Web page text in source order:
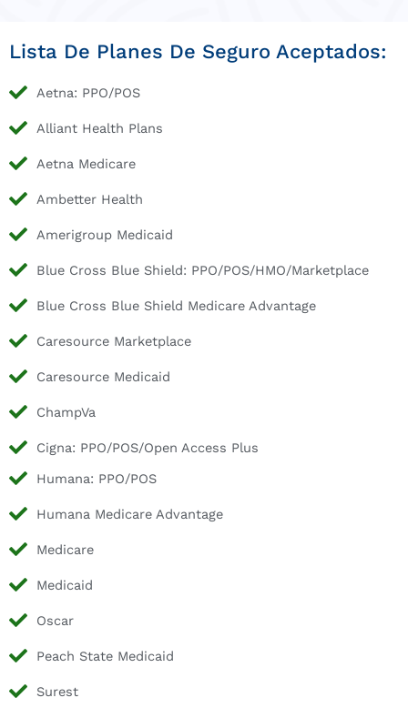
Lista De Planes De Seguro Aceptados:
Aetna: PPO/POS
Alliant Health Plans
Aetna Medicare
Ambetter Health
Amerigroup Medicaid
Blue Cross Blue Shield: PPO/POS/HMO/Marketplace
Blue Cross Blue Shield Medicare Advantage
Caresource Marketplace
Caresource Medicaid
ChampVa
Cigna: PPO/POS/Open Access Plus
Humana: PPO/POS
Humana Medicare Advantage
Medicare
Medicaid
Oscar
Peach State Medicaid
Surest